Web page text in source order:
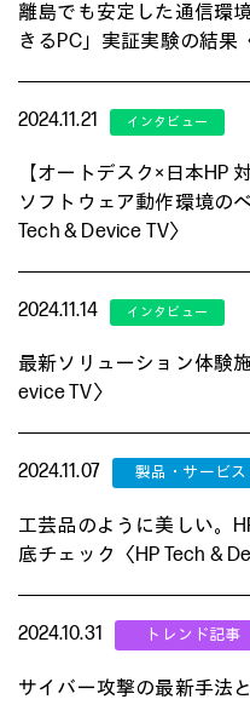
離島でも安定した通信環
きるPC」実証実験の結果
2024.11.21
【オートデスク×日本HP
ソフトウェア動作環境の
Tech & Device TV〉
2024.11.14
最新ソリューション体験
evice TV〉
2024.11.07
工芸品のように美しい。
底チェック〈HP Tech &
2024.10.31
サイバー攻撃の最新手法